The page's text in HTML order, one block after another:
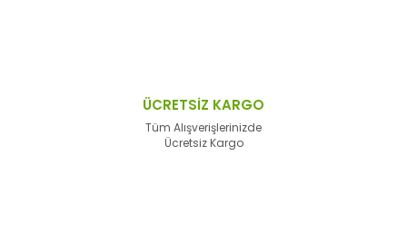
ÜCRETSİZ KARGO
Tüm Alışverişlerinizde
Ücretsiz Kargo